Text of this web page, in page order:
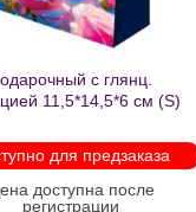
с глянц.
11,5*14,5*6 см (S)
для предзаказа
доступна после
регистрации